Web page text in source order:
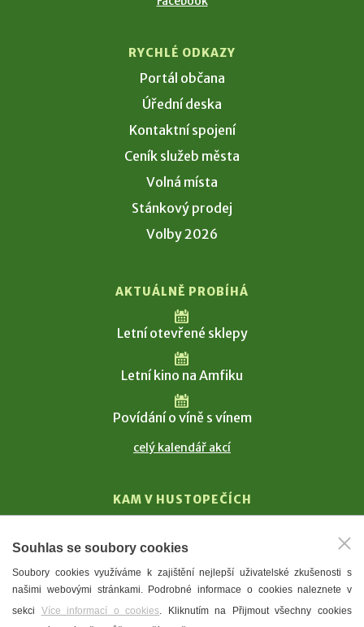
RYCHLÉ ODKAZY
Portál občana
Úřední deska
Kontaktní spojení
Ceník služeb města
Volná místa
Stánkový prodej
Volby 2026
AKTUÁLNĚ PROBÍHÁ
Letní otevřené sklepy
Letní kino na Amfiku
Povídání o víně s vínem
celý kalendář akcí
KAM V HUSTOPEČÍCH
T. G. Masaryk
Mandloně
Ubytování
Souhlas se soubory cookies
Soubory cookies využíváme k zajištění nejlepší uživatelské zkušenosti s
našimi webovými stránkami. Podrobné informace o cookies naleznete v
sekci Více informací o cookies. Kliknutím na Přijmout všechny cookies